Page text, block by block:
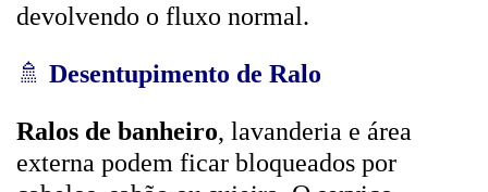
devolvendo o fluxo normal.
🚿 Desentupimento de Ralo
Ralos de banheiro, lavanderia e área
externa podem ficar bloqueados por